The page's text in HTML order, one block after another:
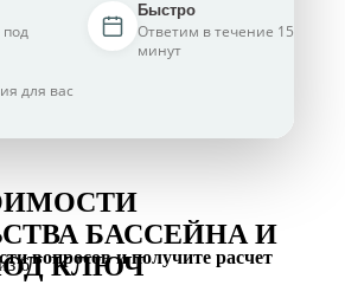
Быстро
Ответим в течение 15
минут
для вас
БАССЕЙНА И
КЛЮЧ
вопросов и получите расчет
6